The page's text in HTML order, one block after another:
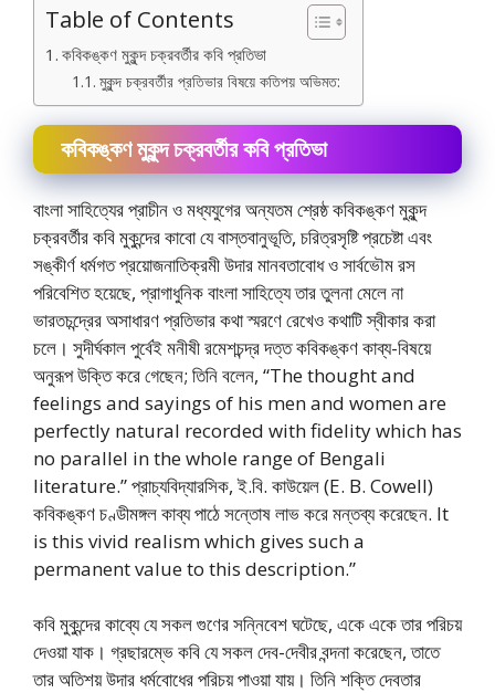
Table of Contents
কবিকঙ্কণ মুকুন্দ চক্রবর্তীর কবি প্রতিভা
মুকুন্দ চক্রবর্তীর প্রতিভার বিষয়ে কতিপয় অভিমত:
কবিকঙ্কণ মুকুন্দ চক্রবর্তীর কবি প্রতিভা
বাংলা সাহিত্যের প্রাচীন ও মধ্যযুগের অন্যতম শ্রেষ্ঠ কবিকঙ্কণ মুকুন্দ
চক্রবর্তীর কবি মুকুন্দের কাবো যে বাস্তবানুভূতি, চরিত্রসৃষ্টি প্রচেষ্টা এবং
সঙ্কীর্ণ ধর্মগত প্রয়োজনাতিক্রমী উদার মানবতাবোধ ও সার্বভৌম রস
পরিবেশিত হয়েছে, প্রাগাধুনিক বাংলা সাহিত্যে তার তুলনা মেলে না
ভারতচন্দ্রের অসাধারণ প্রতিভার কথা স্মরণে রেখেও কথাটি স্বীকার করা
চলে। সুদীর্ঘকাল পুর্বেই মনীষী রমেশচন্দ্র দত্ত কবিকঙ্কণ কাব্য-বিষয়ে
অনুরূপ উক্তি করে গেছেন; তিনি বলেন, “The thought and
feelings and sayings of his men and women are
perfectly natural recorded with fidelity which has
no parallel in the whole range of Bengali
literature.” প্রাচ্যবিদ্যারসিক, ই.বি. কাউয়েল (E. B. Cowell)
কবিকঙ্কণ চণ্ডীমঙ্গল কাব্য পাঠে সন্তোষ লাভ করে মন্তব্য করেছেন. It
is this vivid realism which gives such a
permanent value to this description.”
কবি মুকুন্দের কাব্যে যে সকল গুণের সন্নিবেশ ঘটেছে, একে একে তার পরিচয়
দেওয়া যাক। গ্রছারম্ভে কবি যে সকল দেব-দেবীর বন্দনা করেছেন, তাতে
তার অতিশয় উদার ধর্মবোধের পরিচয় পাওয়া যায়। তিনি শক্তি দেবতার